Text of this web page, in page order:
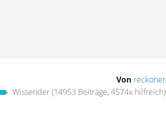
Von reckoner
Wissender(14953 Beiträge, 4574x hilfreich)